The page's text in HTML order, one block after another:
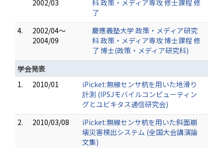
2002/03
科 政策・メディア専攻 修士課程 修
了
4.
2002/04～
2004/09
慶應義塾大学 政策・メディア研究
科 政策・メディア専攻 博士課程 修
了 博士(政策・メディア研究科)
学会発表
1.
2010/01
iPicket:無線センサ杭を用いた地滑り
計測 (IPSJモバイルコンピューティン
グとユビキタス通信研究会)
2.
2010/03/08
iPicket:無線センサ杭を用いた斜面崩
壊災害検出システム (全国大会講演論
文集)